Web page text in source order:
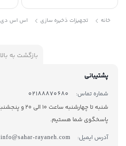
خانه تجهیزات ذخیره سازی اس اس دی
بازگشت به بالا
پشتیبانی
شماره تماس:
02188870680
پاسخگوی شما هستیم.
آدرس ایمیل:
info@sahar-rayaneh.com